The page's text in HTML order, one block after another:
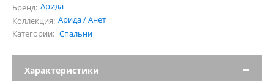
Бренд: Арида
Коллекция: Арида / Анет
Категории: Спальни
Характеристики